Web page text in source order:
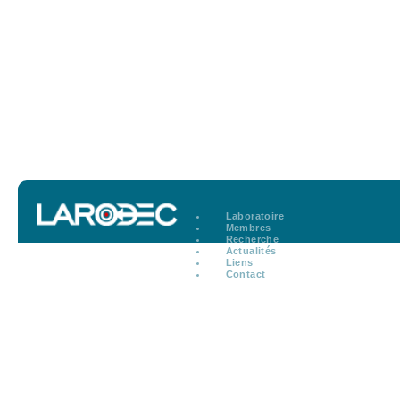
Laboratoire
Membres
Recherche
Actualités
Liens
Contact